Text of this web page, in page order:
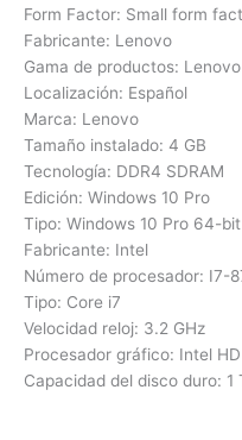
Form Factor: Small form
Fabricante: Lenovo
Gama de productos: Lenovo
Localización: Español
Marca: Lenovo
Tamaño instalado: 4 GB
Tecnología: DDR4 SDRAM
Edición: Windows 10 Pro
Tipo: Windows 10 Pro 64-
Fabricante: Intel
Número de procesador: I7-
Tipo: Core i7
Velocidad reloj: 3.2 GHz
Procesador gráfico: Intel
Capacidad del disco duro: 1